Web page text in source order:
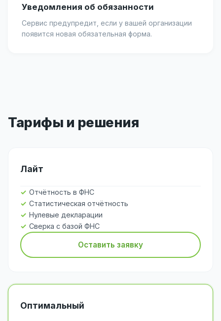
Уведомления об обязанности
Сервис предупредит, если у вашей организации
появится новая обязательная форма.
Тарифы и решения
Лайт
Отчётность в ФНС
Статистическая отчётность
Нулевые декларации
Сверка с базой ФНС
Оставить заявку
Оптимальный